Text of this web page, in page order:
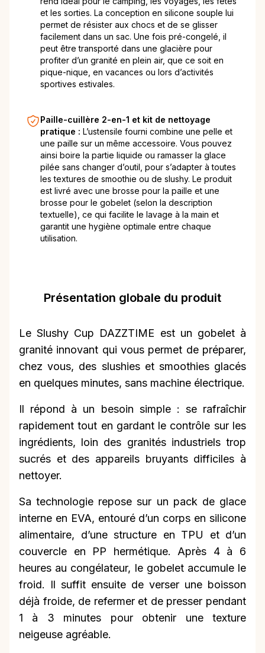
et les sorties. La conception en silicone souple lui
permet de résister aux chocs et de se glisser
facilement dans un sac. Une fois pré-congelé, il
peut être transporté dans une glacière pour
profiter d’un granité en plein air, que ce soit en
pique-nique, en vacances ou lors d’activités
sportives estivales.
Paille-cuillère 2-en-1 et kit de nettoyage
pratique : L’ustensile fourni combine une pelle et
une paille sur un même accessoire. Vous pouvez
ainsi boire la partie liquide ou ramasser la glace
pilée sans changer d’outil, pour s’adapter à toutes
les textures de smoothie ou de slushy. Le produit
est livré avec une brosse pour la paille et une
brosse pour le gobelet (selon la description
textuelle), ce qui facilite le lavage à la main et
garantit une hygiène optimale entre chaque
utilisation.
Présentation globale du produit
Le Slushy Cup DAZZTIME est un gobelet à
granité innovant qui vous permet de préparer,
chez vous, des slushies et smoothies glacés
en quelques minutes, sans machine électrique.
Il répond à un besoin simple : se rafraîchir
rapidement tout en gardant le contrôle sur les
ingrédients, loin des granités industriels trop
sucrés et des appareils bruyants difficiles à
nettoyer.
Sa technologie repose sur un pack de glace
interne en EVA, entouré d’un corps en silicone
alimentaire, d’une structure en TPU et d’un
couvercle en PP hermétique. Après 4 à 6
heures au congélateur, le gobelet accumule le
froid. Il suffit ensuite de verser une boisson
déjà froide, de refermer et de presser pendant
1 à 3 minutes pour obtenir une texture
neigeuse agréable.